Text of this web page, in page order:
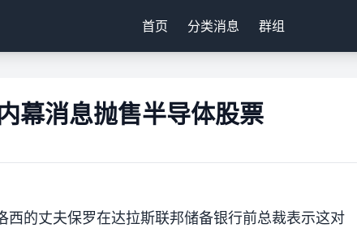
首页 分类消息 群组
幕消息抛售半导体股票
西的丈夫保罗在达拉斯联邦储备银行前总裁表示这对